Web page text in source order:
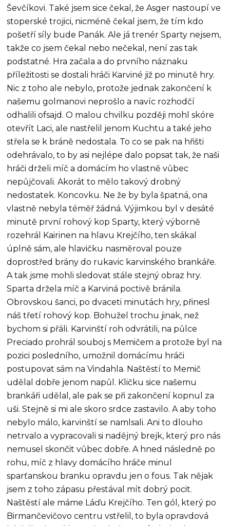
Ševčíkovi. Také jsem sice čekal, že Asger nastoupí ve
stoperské trojici, nicméně čekal jsem, že tím kdo
pošetří síly bude Panák. Ale já trenér Sparty nejsem,
takže co jsem čekal nebo nečekal, není zas tak
podstatné. Hra začala a do prvního náznaku
příležitosti se dostali hráči Karviné již po minutě hry.
Nic z toho ale nebylo, protože jednak zakončení k
našemu golmanovi neprošlo a navíc rozhodčí
odhalili ofsajd. O malou chvilku později mohl skóre
otevřít Laci, ale nastřelil jenom Kuchtu a také jeho
střela se k bráně nedostala. To co se pak na hřišti
odehrávalo, to by asi nejlépe dalo popsat tak, že naši
hráči drželi míč a domácím ho vlastně vůbec
nepůjčovali. Akorát to mělo takový drobný
nedostatek. Koncovku. Ne že by byla špatná, ona
vlastně nebyla téměř žádná. Výjimkou byl v desáté
minutě první rohový kop Sparty, který výborně
rozehrál Kairinen na hlavu Krejčího, ten skákal
úplně sám, ale hlavičku nasměroval pouze
doprostřed brány do rukavic karvinského brankáře.
A tak jsme mohli sledovat stále stejný obraz hry.
Sparta držela míč a Karviná poctivě bránila.
Obrovskou šanci, po dvaceti minutách hry, přinesl
náš třetí rohový kop. Bohužel trochu jinak, než
bychom si přáli. Karvinští roh odvrátili, na půlce
Preciado prohrál souboj s Memičem a protože byl na
pozici posledního, umožnil domácímu hráči
postupovat sám na Vindahla. Naštěstí to Memič
udělal dobře jenom napůl. Kličku sice našemu
brankáři udělal, ale pak se při zakončení kopnul za
uši. Stejně si mi ale skoro srdce zastavilo. A aby toho
nebylo málo, karvinští se namlsali. Ani to dlouho
netrvalo a vypracovali si nadějný brejk, který pro nás
nemusel skončit vůbec dobře. A hned následně po
rohu, míč z hlavy domácího hráče minul
sparťanskou branku opravdu jen o fous. Tak nějak
jsem z toho zápasu přestával mít dobrý pocit.
Naštěstí ale máme Láďu Krejčího. Ten gól, který po
Birmančevičovo centru vstřelil, to byla opravdová